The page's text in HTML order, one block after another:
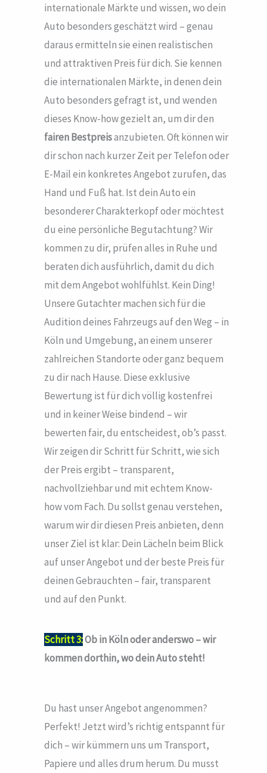
internationale Märkte und wissen, wo dein
Auto besonders geschätzt wird – genau
daraus ermitteln sie einen realistischen
und attraktiven Preis für dich. Sie kennen
die internationalen Märkte, in denen dein
Auto besonders gefragt ist, und wenden
dieses Know-how gezielt an, um dir den
fairen Bestpreisanzubieten. Oft können wir
dir schon nach kurzer Zeit per Telefon oder
E-Mail ein konkretes Angebot zurufen, das
Hand und Fuß hat. Ist dein Auto ein
besonderer Charakterkopf oder möchtest
du eine persönliche Begutachtung? Wir
kommen zu dir, prüfen alles in Ruhe und
beraten dich ausführlich, damit du dich
mit dem Angebot wohlfühlst. Kein Ding!
Unsere Gutachter machen sich für die
Audition deines Fahrzeugs auf den Weg – in
Köln und Umgebung, an einem unserer
zahlreichen Standorte oder ganz bequem
zu dir nach Hause. Diese exklusive
Bewertung ist für dich völlig kostenfrei
und in keiner Weise bindend – wir
bewerten fair, du entscheidest, ob’s passt.
Wir zeigen dir Schritt für Schritt, wie sich
der Preis ergibt – transparent,
nachvollziehbar und mit echtem Know-
how vom Fach. Du sollst genau verstehen,
warum wir dir diesen Preis anbieten, denn
unser Ziel ist klar: Dein Lächeln beim Blick
auf unser Angebot und der beste Preis für
deinen Gebrauchten – fair, transparent
und auf den Punkt.
Schritt 3:Ob in Köln oder anderswo – wir
kommen dorthin, wo dein Auto steht!
Du hast unser Angebot angenommen?
Perfekt! Jetzt wird’s richtig entspannt für
dich – wir kümmern uns um Transport,
Papiere und alles drum herum. Du musst